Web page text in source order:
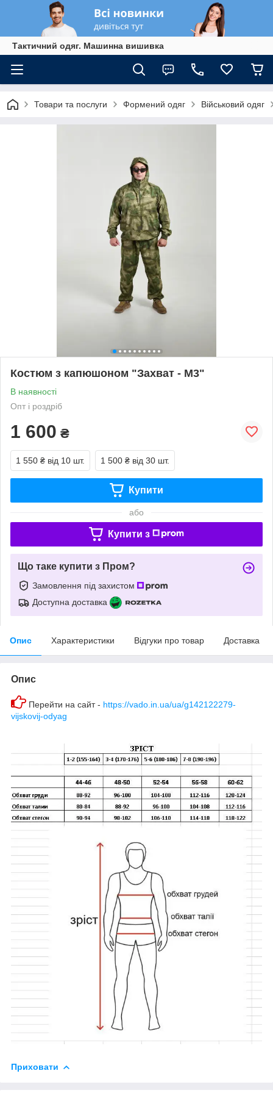
Тактичний одяг. Машинна вишивка
Товари та послуги Формений одяг Військовий одяг
Костюм з капюшоном "Захват - М3"
В наявності
Опт і роздріб
1 600 ₴
1 550 ₴ від 10 шт. 1 500 ₴ від 30 шт.
Купити
або
Купити з
Що таке купити з Пром?
Замовлення під захистом
Доступна доставка
Опис Характеристики Відгуки про товар Доставка
Опис
Перейти на сайт - https://vado.in.ua/ua/g142122279-
vijskovij-odyag
Приховати